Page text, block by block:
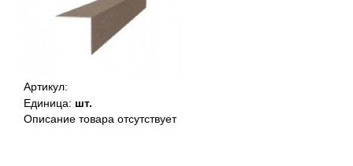
Артикул:
Единица: шт.
Описание товара отсутствует